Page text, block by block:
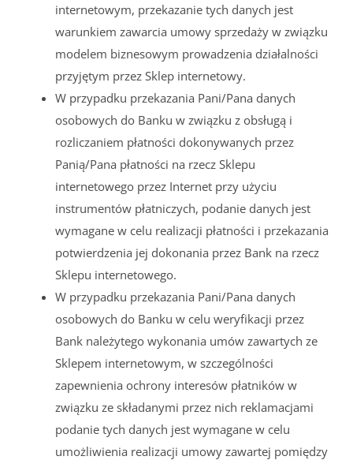
internetowym, przekazanie tych danych jest
warunkiem zawarcia umowy sprzedaży w związku
modelem biznesowym prowadzenia działalności
przyjętym przez Sklep internetowy.
W przypadku przekazania Pani/Pana danych
osobowych do Banku w związku z obsługą i
rozliczaniem płatności dokonywanych przez
Panią/Pana płatności na rzecz Sklepu
internetowego przez Internet przy użyciu
instrumentów płatniczych, podanie danych jest
wymagane w celu realizacji płatności i przekazania
potwierdzenia jej dokonania przez Bank na rzecz
Sklepu internetowego.
W przypadku przekazania Pani/Pana danych
osobowych do Banku w celu weryfikacji przez
Bank należytego wykonania umów zawartych ze
Sklepem internetowym, w szczególności
zapewnienia ochrony interesów płatników w
związku ze składanymi przez nich reklamacjami
podanie tych danych jest wymagane w celu
umożliwienia realizacji umowy zawartej pomiędzy